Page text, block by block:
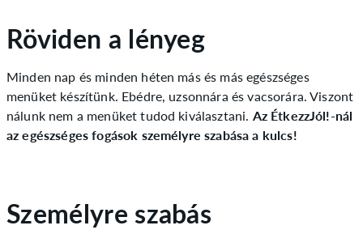
Röviden a lényeg
Minden nap és minden héten más és más egészséges
menüket készítünk. Ebédre, uzsonnára és vacsorára. Viszont
nálunk nem a menüket tudod kiválasztani. Az ÉtkezzJól!-nál
az egészséges fogások személyre szabása a kulcs!
Személyre szabás